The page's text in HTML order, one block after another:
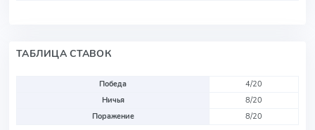
ТАБЛИЦА СТАВОК
Победа
4/20
Ничья
8/20
Поражение
8/20